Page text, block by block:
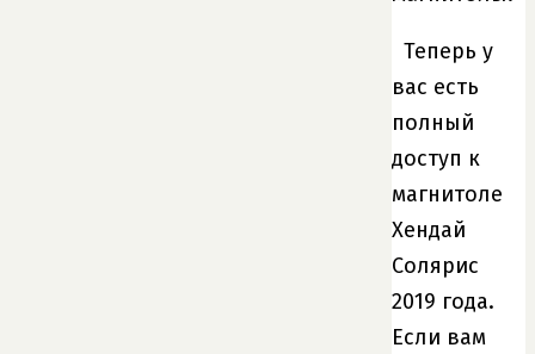
Теперь у
вас есть
полный
доступ к
магнитоле
Хендай
Солярис
2019 года.
Если вам